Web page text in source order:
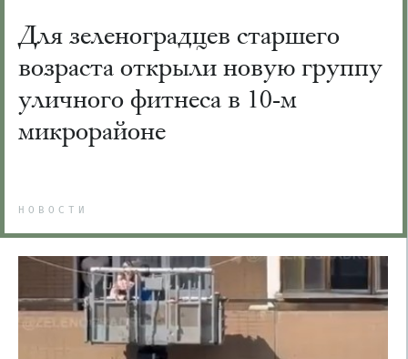
Для зеленоградцев старшего
возраста открыли новую группу
уличного фитнеса в 10-м
микрорайоне
НОВОСТИ